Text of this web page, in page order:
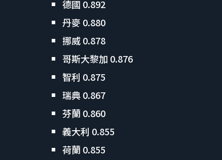
德國 0.892
丹麥 0.880
挪威 0.878
哥斯大黎加 0.876
智利 0.875
瑞典 0.867
芬蘭 0.860
義大利 0.855
荷蘭 0.855